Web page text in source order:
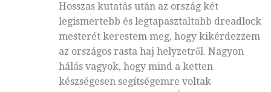
Hosszas kutatás után az ország két
legismertebb és legtapasztaltabb dreadlock
mesterét kerestem meg, hogy kikérdezzem
az országos rasta haj helyzetről. Nagyon
hálás vagyok, hogy mind a ketten
készségesen segítségemre voltak